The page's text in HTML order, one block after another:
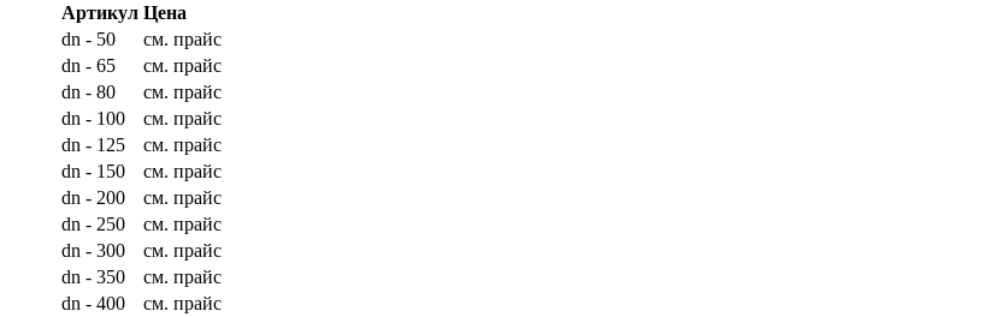
Артикул Цена
dn - 50
см. прайс
dn - 65
см. прайс
dn - 80
см. прайс
dn - 100
см. прайс
dn - 125
см. прайс
dn - 150
см. прайс
dn - 200
см. прайс
dn - 250
см. прайс
dn - 300
см. прайс
dn - 350
см. прайс
dn - 400
см. прайс